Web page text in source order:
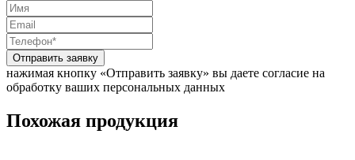
Отправить заявку
нажимая кнопку «Отправить заявку» вы даете согласие на
обработку ваших персональных данных
Похожая продукция